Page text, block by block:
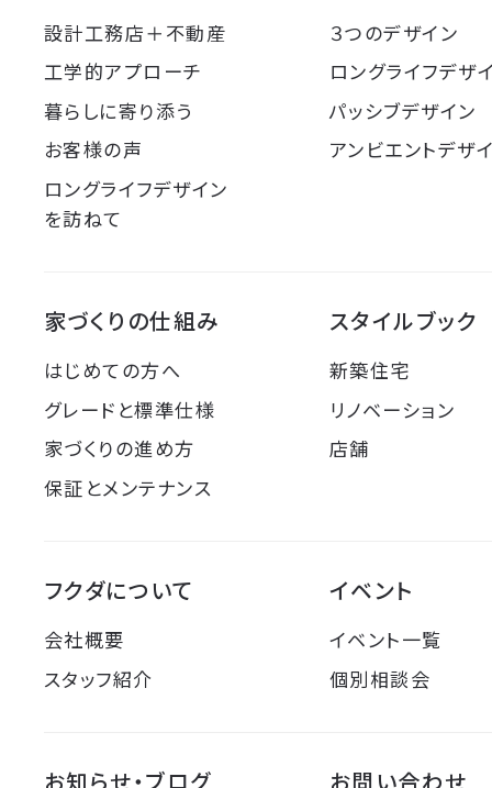
設計工務店＋不動産
工学的アプローチ
暮らしに寄り添う
お客様の声
ロングライフデザイン
を訪ねて
３つのデザイン
ロングライフデザ
パッシブデザイン
アンビエントデザ
家づくりの仕組み
はじめての方へ
グレードと標準仕様
家づくりの進め方
保証とメンテナンス
スタイルブック
新築住宅
リノベーション
店舗
フクダについて
会社概要
スタッフ紹介
イベント
イベント一覧
個別相談会
お知らせ・ブログ お問い合わせ